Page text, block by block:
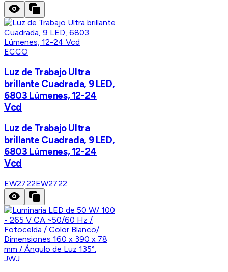
ECCO
Luz de Trabajo Ultra
brillante Cuadrada, 9 LED,
6803 Lúmenes, 12-24
Vcd
Luz de Trabajo Ultra
brillante Cuadrada, 9 LED,
6803 Lúmenes, 12-24
Vcd
EW2722EW2722
JWJ